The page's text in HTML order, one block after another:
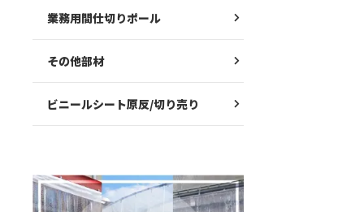
業務用間仕切りポール
その他部材
ビニールシート原反/切り売り